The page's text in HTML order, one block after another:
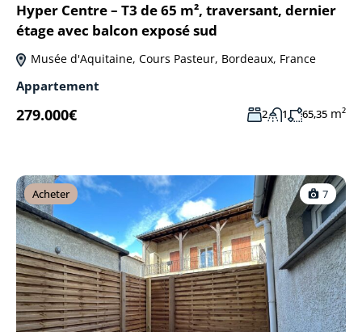
Hyper Centre – T3 de 65 m², traversant, dernier
étage avec balcon exposé sud
Musée d'Aquitaine, Cours Pasteur, Bordeaux, France
Appartement
279.000€ 2 1 65,35 m²
Acheter 7